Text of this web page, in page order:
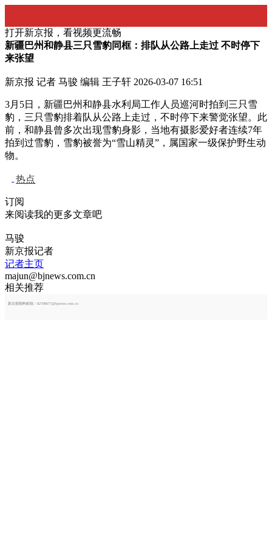
打开新京报，看视频更流畅
新疆巴州和静县三只雪豹同框：排队从公路上走过 不时停下
来张望
新京报 记者 马骏 编辑 王子轩 2026-03-07 16:51
3月5日，新疆巴州和静县水利局工作人员巡河时拍到三只雪
豹，三只雪豹排着队从公路上走过，不时停下来警觉张望。此
前，和静县曾多次出现雪豹身影，当地有摄影爱好者连续7年
拍到过雪豹，雪豹被誉为“雪山精灵”，属国家一级保护野生动
物。
热点
订阅
来阅读我的更多文章吧
马骏
新京报记者
记者主页
majun@bjnews.com.cn
相关推荐
新京报报料邮箱：82708677@bjnews.com.cn